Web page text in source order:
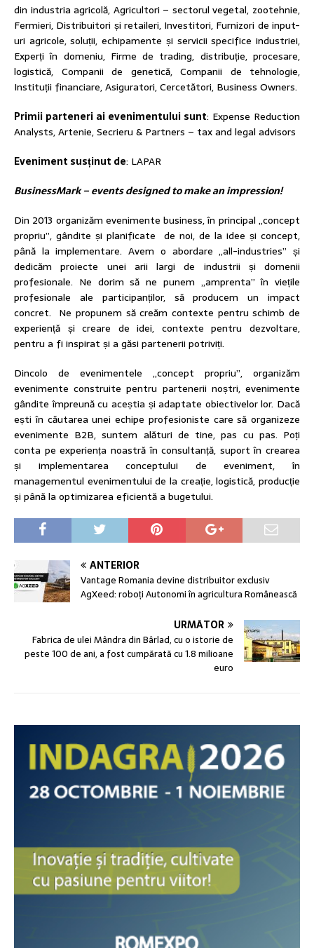
din industria agricolă, Agricultori – sectorul vegetal, zootehnie,
Fermieri, Distribuitori și retaileri, Investitori, Furnizori de input-
uri agricole, soluții, echipamente și servicii specifice industriei,
Experți în domeniu, Firme de trading, distribuție, procesare,
logistică, Companii de genetică, Companii de tehnologie,
Instituții financiare, Asiguratori, Cercetători, Business Owners.
Primii parteneri ai evenimentului sunt: Expense Reduction
Analysts, Artenie, Secrieru & Partners – tax and legal advisors
Eveniment susținut de: LAPAR
BusinessMark – events designed to make an impression!
Din 2013 organizăm evenimente business, în principal „concept
propriu”, gândite și planificate de noi, de la idee și concept,
până la implementare. Avem o abordare „all-industries” și
dedicăm proiecte unei arii largi de industrii și domenii
profesionale. Ne dorim să ne punem „amprenta” în viețile
profesionale ale participanților, să producem un impact
concret. Ne propunem să creăm contexte pentru schimb de
experiență și creare de idei, contexte pentru dezvoltare,
pentru a fi inspirat și a găsi partenerii potriviți.
Dincolo de evenimentele „concept propriu”, organizăm
evenimente construite pentru partenerii noștri, evenimente
gândite împreună cu aceștia și adaptate obiectivelor lor. Dacă
ești în căutarea unei echipe profesioniste care să organizeze
evenimente B2B, suntem alături de tine, pas cu pas. Poți
conta pe experiența noastră în consultanță, suport în crearea
și implementarea conceptului de eveniment, în
managementul evenimentului de la creație, logistică, producție
și până la optimizarea eficientă a bugetului.
ANTERIOR
Vantage Romania devine distribuitor exclusiv
AgXeed: roboți Autonomi în agricultura Românească
URMĂTOR
Fabrica de ulei Mândra din Bârlad, cu o istorie de
peste 100 de ani, a fost cumpărată cu 1.8 milioane
euro